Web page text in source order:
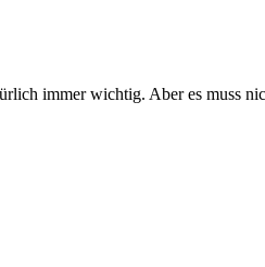
immer wichtig. Aber es muss